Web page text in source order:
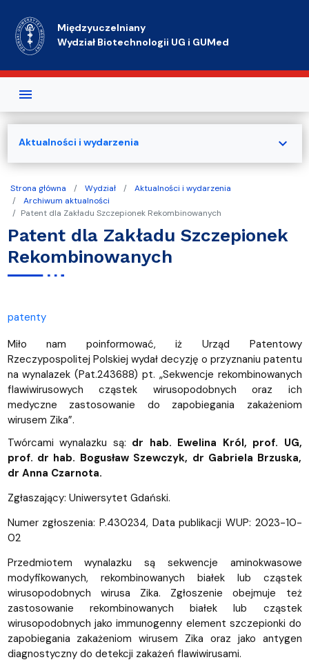
Międzyuczelniany
Wydział Biotechnologii UG i GUMed
Strona główna Wydział
Aktualności i wydarzenia
Archiwum aktualności
Patent dla Zakładu Szczepionek Rekombinowanych
Patent dla Zakładu Szczepionek
Rekombinowanych
patenty
Miło nam poinformować, iż Urząd Patentowy
Rzeczypospolitej Polskiej wydał decyzję o przyznaniu patentu
na wynalazek (Pat.243688) pt. „Sekwencje rekombinowanych
flawiwirusowych cząstek wirusopodobnych oraz ich
medyczne zastosowanie do zapobiegania zakażeniom
wirusem Zika”.
Twórcami wynalazku są: dr hab. Ewelina Król, prof. UG,
prof. dr hab. Bogusław Szewczyk, dr Gabriela Brzuska,
dr Anna Czarnota.
Zgłaszający: Uniwersytet Gdański.
Numer zgłoszenia: P.430234, Data publikacji WUP: 2023-10-
02
Przedmiotem wynalazku są sekwencje aminokwasowe
modyfikowanych, rekombinowanych białek lub cząstek
wirusopodobnych wirusa Zika. Zgłoszenie obejmuje też
zastosowanie rekombinowanych białek lub cząstek
wirusopodobnych jako immunogenny element szczepionki do
zapobiegania zakażeniom wirusem Zika oraz jako antygen
diagnostyczny do detekcji zakażeń flawiwirusami.
Aktualności i wydarzenia expand_more